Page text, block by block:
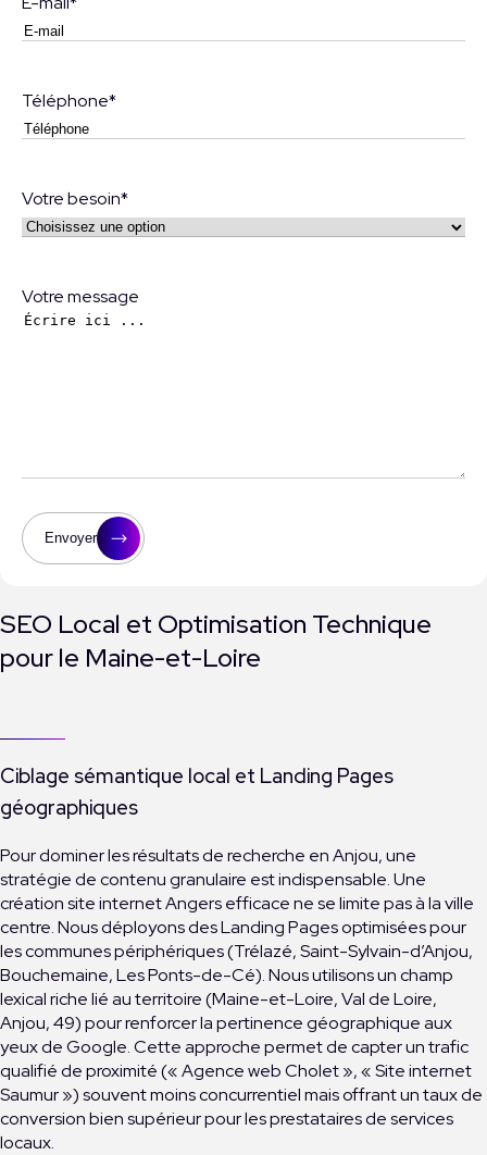
Téléphone*
Votre besoin*
Votre message
Envoyer
SEO Local et Optimisation Technique
pour le Maine-et-Loire
Ciblage sémantique local et Landing Pages
géographiques
Pour dominer les résultats de recherche en Anjou, une
stratégie de contenu granulaire est indispensable. Une
création site internet Angers efficace ne se limite pas à la ville
centre. Nous déployons des Landing Pages optimisées pour
les communes périphériques (Trélazé, Saint-Sylvain-d’Anjou,
Bouchemaine, Les Ponts-de-Cé). Nous utilisons un champ
lexical riche lié au territoire (Maine-et-Loire, Val de Loire,
Anjou, 49) pour renforcer la pertinence géographique aux
yeux de Google. Cette approche permet de capter un trafic
qualifié de proximité (« Agence web Cholet », « Site internet
Saumur ») souvent moins concurrentiel mais offrant un taux de
conversion bien supérieur pour les prestataires de services
locaux.